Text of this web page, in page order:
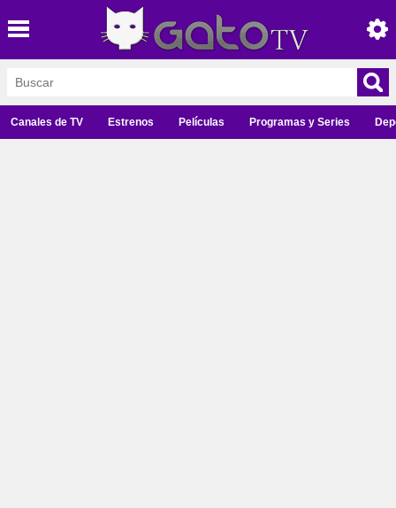
Canales de TV Estrenos Películas Programas y Series